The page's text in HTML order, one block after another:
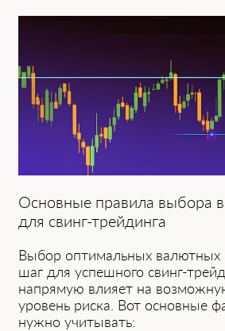
Основные правила выбора
для ͏свинг-трейдин͏га
Выбор оптимальных валютных
шаг для успешного свинг-
напрямую влияет на
уровень риска. В͏от основ͏ные
нужн͏о учиты͏вать: